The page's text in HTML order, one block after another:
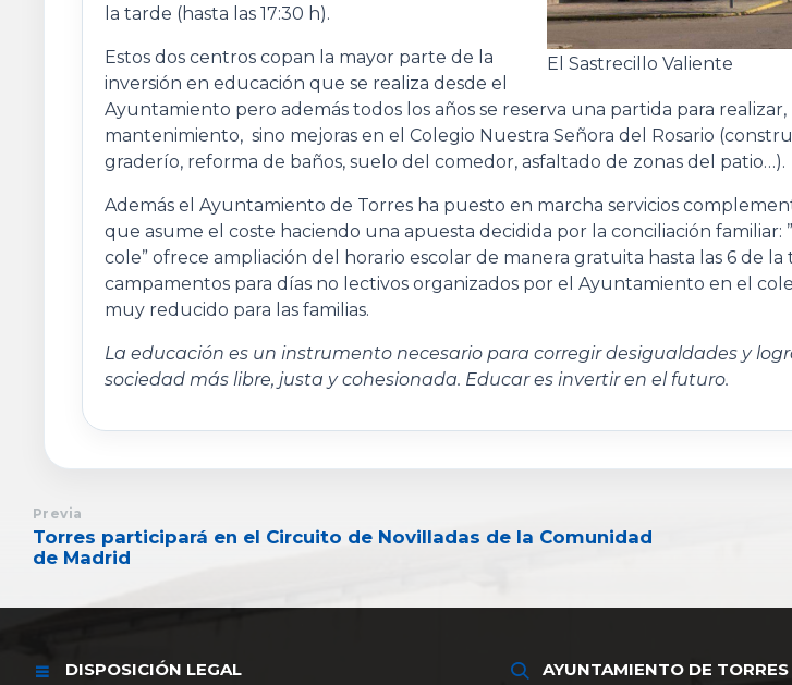
El Sastrecillo Valiente
la tarde (hasta las 17:30 h).
Estos dos centros copan la mayor parte de la
inversión en educación que se realiza desde el
Ayuntamiento pero además todos los años se reserva una partida para realizar,
mantenimiento, sino mejoras en el Colegio Nuestra Señora del Rosario
graderío, reforma de baños, suelo del comedor, asfaltado de zonas del patio…).
Además el Ayuntamiento de Torres ha puesto en marcha servicios
que asume el coste haciendo una apuesta decidida por la conciliación familiar:
cole” ofrece ampliación del horario escolar de manera gratuita hasta las 6 de la
campamentos para días no lectivos organizados por el Ayuntamiento en el
muy reducido para las familias.
La educación es un instrumento necesario para corregir desigualdades y
sociedad más libre, justa y cohesionada. Educar es invertir en el futuro.
Previa
Torres participará en el Circuito de Novilladas de la Comunidad
de Madrid
DISPOSICIÓN LEGAL AYUNTAMIENTO DE